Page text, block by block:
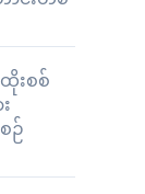
းစစ်
ဉ်